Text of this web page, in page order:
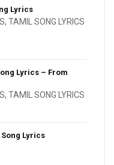
Lyrics
, TAMIL SONG LYRICS
Lyrics – From
, TAMIL SONG LYRICS
Lyrics